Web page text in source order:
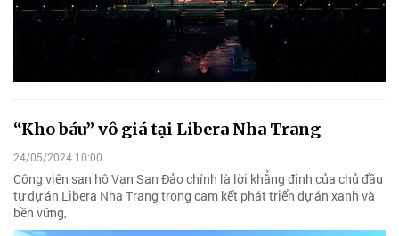
“Kho báu” vô giá tại Libera Nha Trang
24/05/2024 10:00
Công viên san hô Vạn San Đảo chính là lời khẳng định của chủ đầu
tư dự án Libera Nha Trang trong cam kết phát triển dự án xanh và
bền vững,